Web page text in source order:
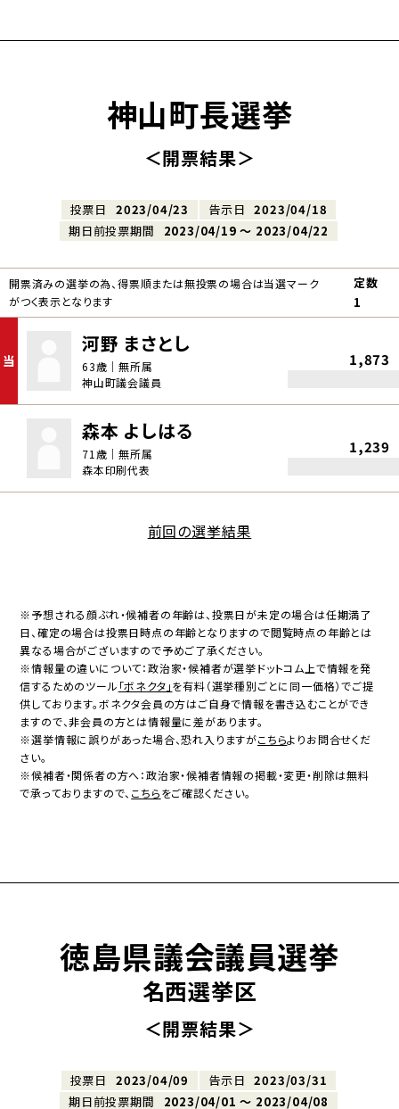
神山町長選挙
＜開票結果＞
投票日 2023/04/23 告示日
2023/04/18
期日前投票期間
2023/04/19 〜 2023/04/22
開票済みの選挙の為、得票順または無投票の場合は当選マーク
がつく表示となります
定数
1
当
河野 まさとし
63歳｜無所属
神山町議会議員
1,873
森本 よしはる
71歳｜無所属
森本印刷代表
1,239
前回の選挙結果
※予想される顔ぶれ・候補者の年齢は、投票日が未定の場合は任期満了
日、確定の場合は投票日時点の年齢となりますので閲覧時点の年齢とは
異なる場合がございますので予めご了承ください。
※情報量の違いについて：政治家・候補者が選挙ドットコム上で情報を発
信するためのツール 「ボネクタ」を有料（選挙種別ごとに同一価格）でご提
供しております。ボネクタ会員の方はご自身で情報を書き込むことができ
ますので、非会員の方とは情報量に差があります。
※選挙情報に誤りがあった場合、恐れ入りますがこちらよりお問合せくだ
さい。
※候補者・関係者の方へ：政治家・候補者情報の掲載・変更・削除は無料
で承っておりますので、 こちらをご確認ください。
徳島県議会議員選挙
名西選挙区
＜開票結果＞
投票日 2023/04/09 告示日
2023/03/31
期日前投票期間
2023/04/01 〜 2023/04/08